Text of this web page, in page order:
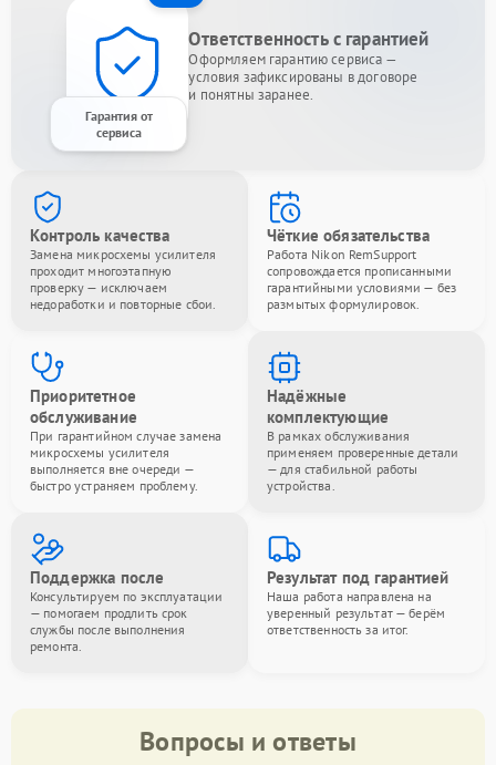
Гарантия от
сервиса
Ответственность с гарантией
Оформляем гарантию сервиса —
условия зафиксированы в договоре
и понятны заранее.
Контроль качества
Замена микросхемы усилителя
проходит многоэтапную
проверку — исключаем
недоработки и повторные сбои.
Чёткие обязательства
Работа Nikon RemSupport
сопровождается прописанными
гарантийными условиями — без
размытых формулировок.
Приоритетное
обслуживание
При гарантийном случае замена
микросхемы усилителя
выполняется вне очереди —
быстро устраняем проблему.
Надёжные
комплектующие
В рамках обслуживания
применяем проверенные детали
— для стабильной работы
устройства.
Поддержка после
Консультируем по эксплуатации
— помогаем продлить срок
службы после выполнения
ремонта.
Результат под гарантией
Наша работа направлена на
уверенный результат — берём
ответственность за итог.
Вопросы и ответы